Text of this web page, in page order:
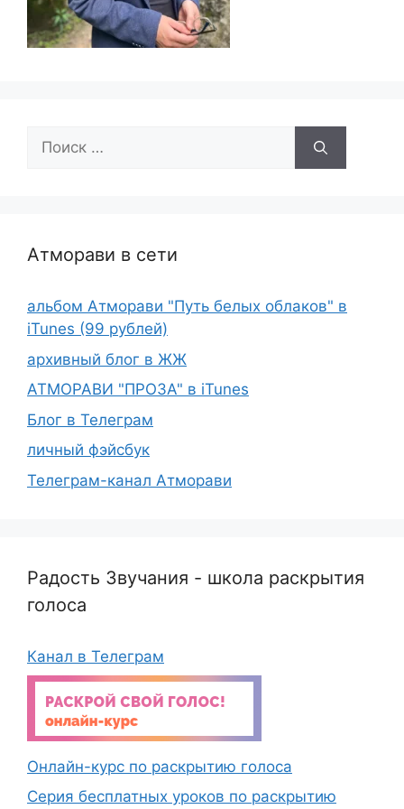
Поиск:
Атморави в сети
альбом Атморави "Путь белых облаков" в
iTunes (99 рублей)
архивный блог в ЖЖ
АТМОРАВИ "ПРОЗА" в iTunes
Блог в Телеграм
личный фэйсбук
Телеграм-канал Атморави
Радость Звучания - школа раскрытия
голоса
Канал в Телеграм
Онлайн-курс по раскрытию голоса
Серия бесплатных уроков по раскрытию